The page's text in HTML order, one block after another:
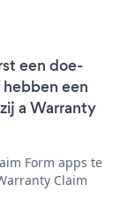
een doe-
een
a Warranty
Form apps te
Claim